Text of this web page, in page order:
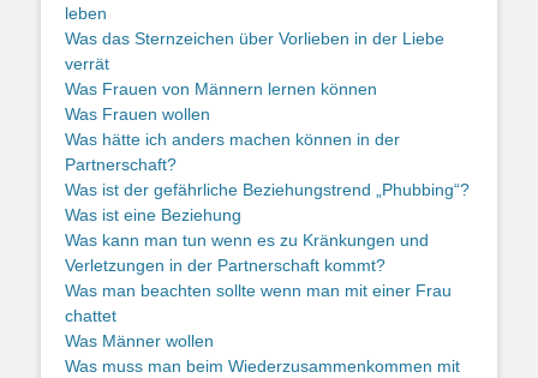
leben
Was das Sternzeichen über Vorlieben in der Liebe
verrät
Was Frauen von Männern lernen können
Was Frauen wollen
Was hätte ich anders machen können in der
Partnerschaft?
Was ist der gefährliche Beziehungstrend „Phubbing“?
Was ist eine Beziehung
Was kann man tun wenn es zu Kränkungen und
Verletzungen in der Partnerschaft kommt?
Was man beachten sollte wenn man mit einer Frau
chattet
Was Männer wollen
Was muss man beim Wiederzusammenkommen mit